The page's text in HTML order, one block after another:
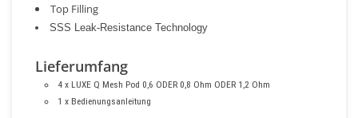
Top Filling
SSS Leak-Resistance Technology
Lieferumfang
4 x LUXE Q Mesh Pod 0,6 ODER 0,8 Ohm ODER 1,2 Ohm
1 x Bedienungsanleitung